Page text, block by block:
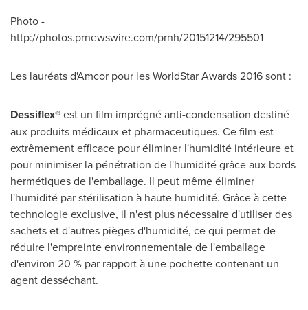
Photo -
http://photos.prnewswire.com/prnh/20151214/295501
Les lauréats d'Amcor pour les WorldStar Awards 2016 sont :
Dessiflex®est un film imprégné anti-condensation destiné
aux produits médicaux et pharmaceutiques. Ce film est
extrêmement efficace pour éliminer l'humidité intérieure et
pour minimiser la pénétration de l'humidité grâce aux bords
hermétiques de l'emballage. Il peut même éliminer
l'humidité par stérilisation à haute humidité. Grâce à cette
technologie exclusive, il n'est plus nécessaire d'utiliser des
sachets et d'autres pièges d'humidité, ce qui permet de
réduire l'empreinte environnementale de l'emballage
d'environ 20 % par rapport à une pochette contenant un
agent desséchant.